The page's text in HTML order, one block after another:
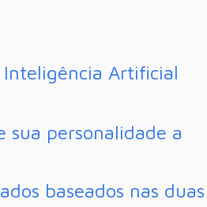
Artificial
sua personalidade a
baseados nas duas